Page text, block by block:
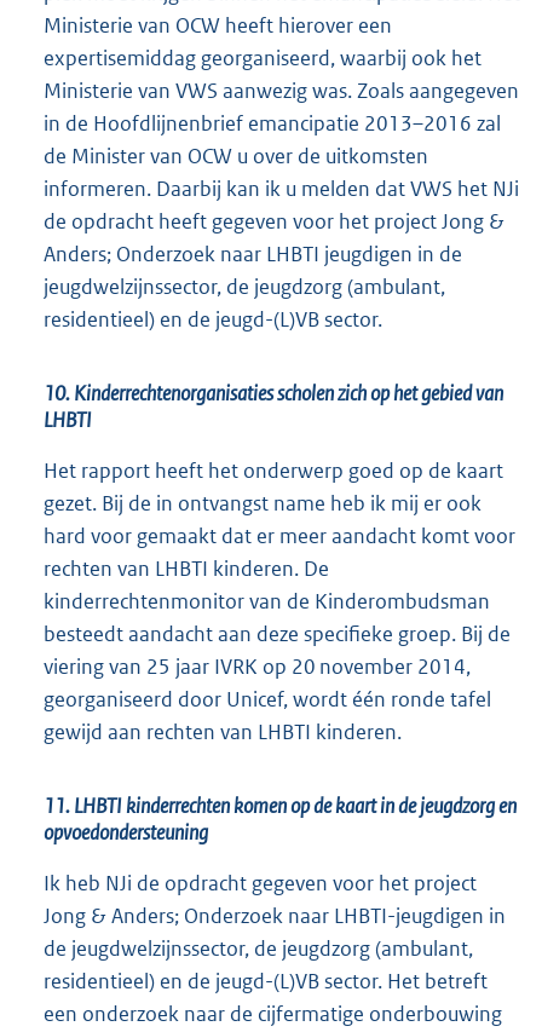
Ministerie van OCW heeft hierover een
expertisemiddag georganiseerd, waarbij ook het
Ministerie van VWS aanwezig was. Zoals aangegeven
in de Hoofdlijnenbrief emancipatie 2013–2016 zal
de Minister van OCW u over de uitkomsten
informeren. Daarbij kan ik u melden dat VWS het NJi
de opdracht heeft gegeven voor het project Jong &
Anders; Onderzoek naar LHBTI jeugdigen in de
jeugdwelzijnssector, de jeugdzorg (ambulant,
residentieel) en de jeugd-(L)VB sector.
10. Kinderrechtenorganisaties scholen zich op het gebied van
LHBTI
Het rapport heeft het onderwerp goed op de kaart
gezet. Bij de in ontvangst name heb ik mij er ook
hard voor gemaakt dat er meer aandacht komt voor
rechten van LHBTI kinderen. De
kinderrechtenmonitor van de Kinderombudsman
besteedt aandacht aan deze specifieke groep. Bij de
viering van 25 jaar IVRK op 20 november 2014,
georganiseerd door Unicef, wordt één ronde tafel
gewijd aan rechten van LHBTI kinderen.
11. LHBTI kinderrechten komen op de kaart in de jeugdzorg en
opvoedondersteuning
Ik heb NJi de opdracht gegeven voor het project
Jong & Anders; Onderzoek naar LHBTI-jeugdigen in
de jeugdwelzijnssector, de jeugdzorg (ambulant,
residentieel) en de jeugd-(L)VB sector. Het betreft
een onderzoek naar de cijfermatige onderbouwing